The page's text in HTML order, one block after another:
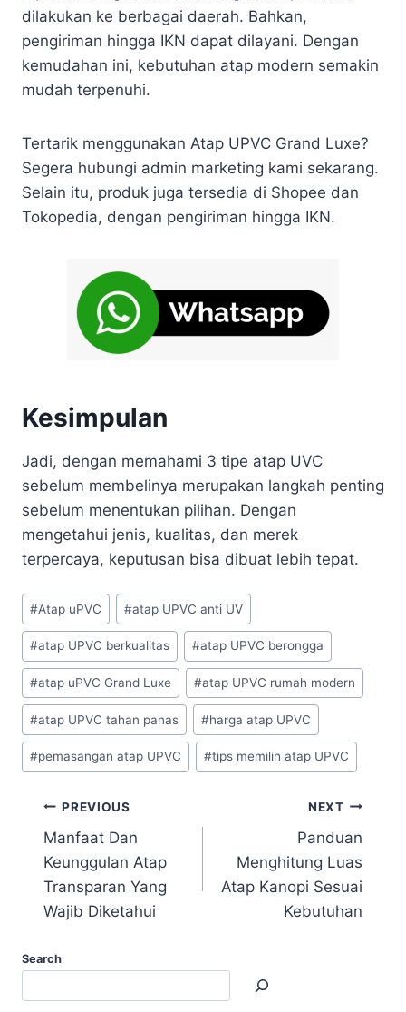
dilakukan ke berbagai daerah. Bahkan,
pengiriman hingga IKN dapat dilayani. Dengan
kemudahan ini, kebutuhan atap modern semakin
mudah terpenuhi.
Tertarik menggunakan Atap UPVC Grand Luxe?
Segera hubungi admin marketing kami sekarang.
Selain itu, produk juga tersedia di Shopee dan
Tokopedia, dengan pengiriman hingga IKN.
Kesimpulan
Jadi, dengan memahami 3 tipe atap UVC
sebelum membelinya merupakan langkah penting
sebelum menentukan pilihan. Dengan
mengetahui jenis, kualitas, dan merek
terpercaya, keputusan bisa dibuat lebih tepat.
#Atap uPVC #atap UPVC anti UV
#atap UPVC berkualitas #atap UPVC berongga
#atap uPVC Grand Luxe #atap UPVC rumah modern
#atap UPVC tahan panas #harga atap UPVC
#pemasangan atap UPVC #tips memilih atap UPVC
PREVIOUS
Manfaat Dan
Keunggulan Atap
Transparan Yang
Wajib Diketahui
NEXT
Panduan
Menghitung Luas
Atap Kanopi Sesuai
Kebutuhan
Search